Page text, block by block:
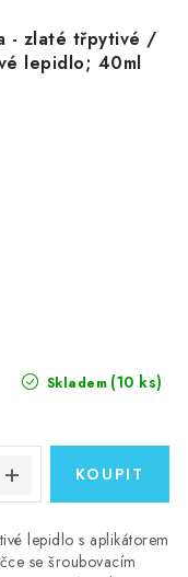
- zlaté třpytivé /
lepidlo; 40ml
Skladem (10 ks)
lepidlo s aplikátorem
se šroubovacím